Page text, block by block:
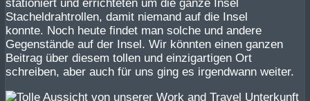
stationiert und errichteten um die ganze Insel
Stacheldrahtrollen, damit niemand auf die Insel
konnte. Noch heute findet man solche und andere
Gegenstände auf der Insel. Wir könnten einen ganzen
Beitrag über diesem tollen und einzigartigen Ort
schreiben, aber auch für uns ging es irgendwann weiter.